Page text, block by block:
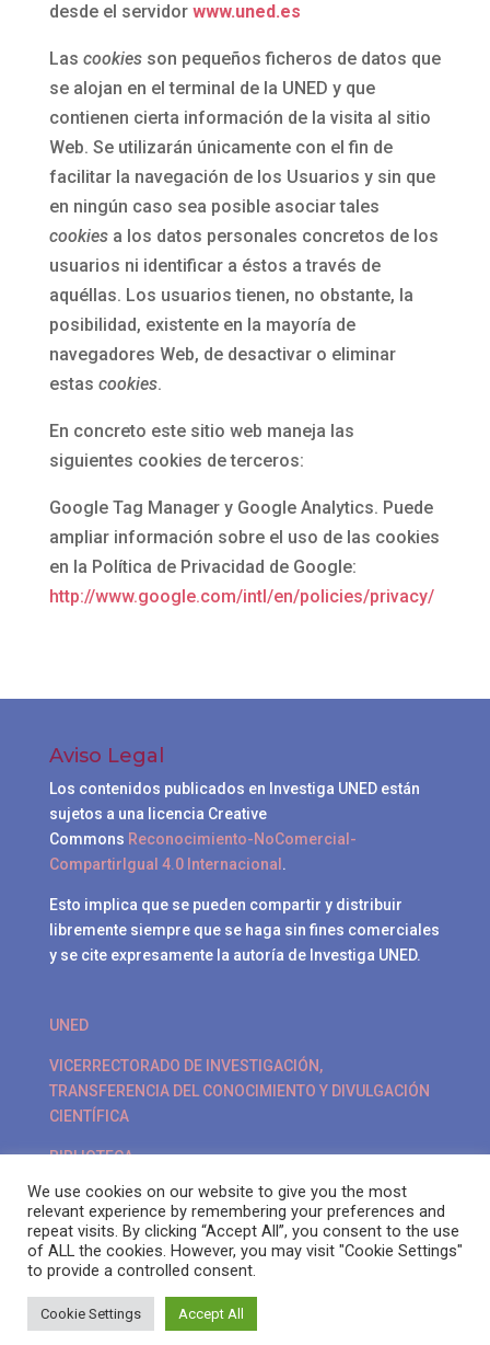
desde el servidor www.uned.es
Las cookies son pequeños ficheros de datos que
se alojan en el terminal de la UNED y que
contienen cierta información de la visita al sitio
Web. Se utilizarán únicamente con el fin de
facilitar la navegación de los Usuarios y sin que
en ningún caso sea posible asociar tales
cookies a los datos personales concretos de los
usuarios ni identificar a éstos a través de
aquéllas. Los usuarios tienen, no obstante, la
posibilidad, existente en la mayoría de
navegadores Web, de desactivar o eliminar
estas cookies.
En concreto este sitio web maneja las
siguientes cookies de terceros:
Google Tag Manager y Google Analytics. Puede
ampliar información sobre el uso de las cookies
en la Política de Privacidad de Google:
http://www.google.com/intl/en/policies/privacy/
Aviso Legal
Los contenidos publicados en Investiga UNED están
sujetos a una licencia Creative
Commons Reconocimiento-NoComercial-
CompartirIgual 4.0 Internacional .
Esto implica que se pueden compartir y distribuir
libremente siempre que se haga sin fines comerciales
y se cite expresamente la autoría de Investiga UNED.
UNED
VICERRECTORADO DE INVESTIGACIÓN,
TRANSFERENCIA DEL CONOCIMIENTO Y DIVULGACIÓN
CIENTÍFICA
BIBLIOTECA
POLÍTICA DE PRIVACIDAD
We use cookies on our website to give you the most
relevant experience by remembering your preferences and
repeat visits. By clicking “Accept All”, you consent to the use
of ALL the cookies. However, you may visit "Cookie Settings"
to provide a controlled consent.
Cookie Settings Accept All